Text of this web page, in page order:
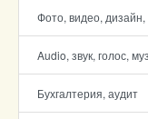
Фото, видео,
Audio, звук, голос,
Бухгалтерия, аудит